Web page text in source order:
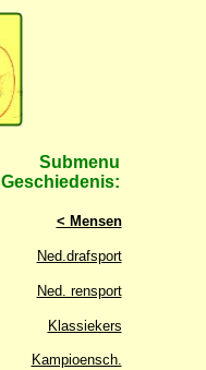
Submenu
Geschiedenis:
< Mensen
Ned.drafsport
Ned. rensport
Klassiekers
Kampioensch.